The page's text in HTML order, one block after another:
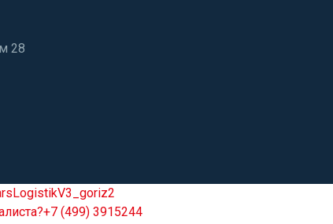
28
+7 (499) 3915244